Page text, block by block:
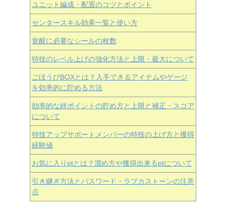
ユニット編成・配置のコツとポイント
センタースキル効果一覧と使い方
覚醒に必要なシールの枚数
特技のレベル上げの強化方法と上限・最大について
ごほうびBOXとは？入手できるアイテムやゲージ
を効率的に貯める方法
効率的な絆ポイントの貯め方と上限と補正・スコア
について
特技アップサポートメンバーの特技の上げ方と獲得
経験値
お気に入りptとは？溜め方や獲得出来るptについて
引き継ぎ方法とパスワード・ラブカストーンの注意
点